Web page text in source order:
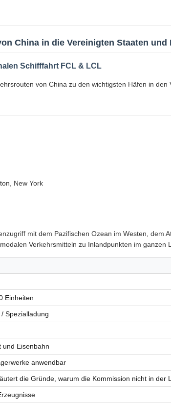
China in die Vereinigten Staaten und
Schifffahrt FCL & LCL
von China zu den wichtigsten Häfen in den
New York
mit dem Pazifischen Ozean im Westen,
Verkehrsmitteln zu Inlandpunkten im ganzen
Einheiten
Spezialladung
und Eisenbahn
anwendbar
die Gründe, warum die Kommission nicht in